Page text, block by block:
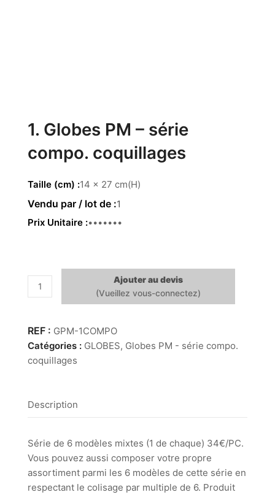
1. Globes PM – série
compo. coquillages
Taille (cm) 14 x 27 cm(H)
1
Prix Unitaire 204.00€
quantité
de
Globes
PM
coquillages
Ajouter au devis
GPM-1COMPO
Catégories : GLOBES, Globes PM - série compo.
coquillages
Description
Série de 6 modèles mixtes (1 de chaque) 34€/PC.
Vous pouvez aussi composer votre propre
assortiment parmi les 6 modèles de cette série en
respectant le colisage par multiple de 6. Produit